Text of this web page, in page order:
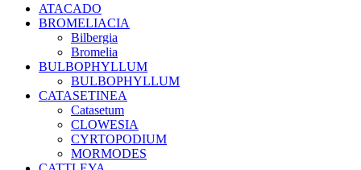
ATACADO
BROMELIACIA
Bilbergia
Bromelia
BULBOPHYLLUM
BULBOPHYLLUM
CATASETINEA
Catasetum
CLOWESIA
CYRTOPODIUM
MORMODES